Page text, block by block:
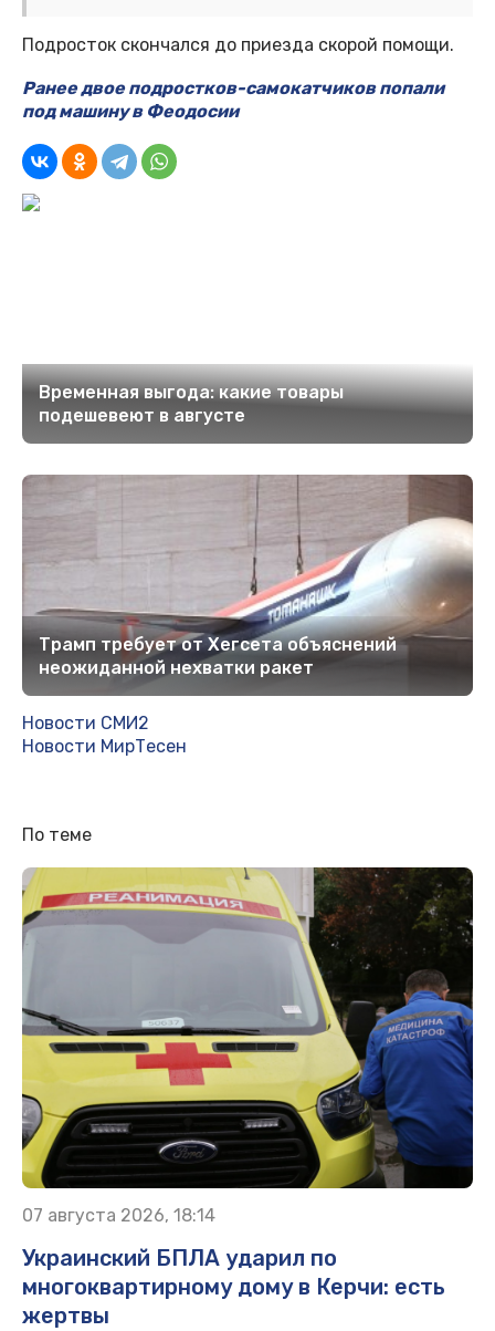
Подросток скончался до приезда скорой помощи.
Ранее двое подростков-самокатчиков попали
под машину в Феодосии
Временная выгода: какие товары
подешевеют в августе
Трамп требует от Хегсета объяснений
неожиданной нехватки ракет
Новости СМИ2
Новости МирТесен
По теме
07 августа 2026, 18:14
Украинский БПЛА ударил по
многоквартирному дому в Керчи: есть
жертвы